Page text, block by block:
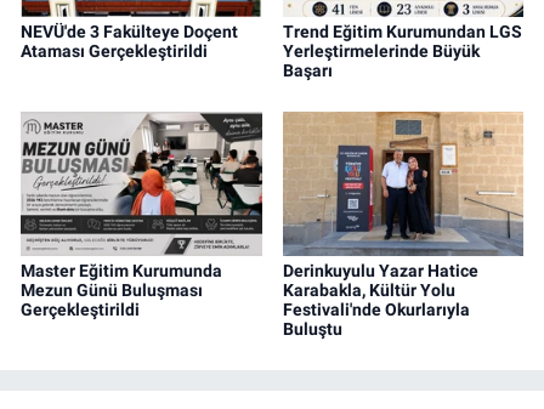
NEVÜ'de 3 Fakülteye Doçent
Ataması Gerçekleştirildi
Trend Eğitim Kurumundan LGS
Yerleştirmelerinde Büyük
Başarı
Master Eğitim Kurumunda
Mezun Günü Buluşması
Gerçekleştirildi
Derinkuyulu Yazar Hatice
Karabakla, Kültür Yolu
Festivali'nde Okurlarıyla
Buluştu